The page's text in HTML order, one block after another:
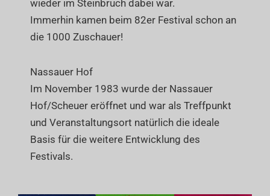
wieder im Steinbruch dabei war.
Immerhin kamen beim 82er Festival schon an
die 1000 Zuschauer!
Nassauer Hof
Im November 1983 wurde der Nassauer
Hof/Scheuer eröffnet und war als Treffpunkt
und Veranstaltungsort natürlich die ideale
Basis für die weitere Entwicklung des
Festivals.